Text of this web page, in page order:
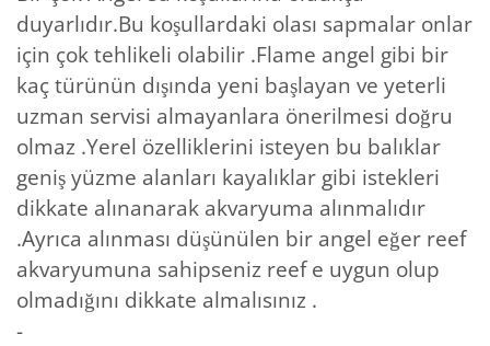
duyarlıdır.Bu koşullardaki olası sapmalar onlar
için çok tehlikeli olabilir .Flame angel gibi bir
kaç türünün dışında yeni başlayan ve yeterli
uzman servisi almayanlara önerilmesi doğru
olmaz .Yerel özelliklerini isteyen bu balıklar
geniş yüzme alanları kayalıklar gibi istekleri
dikkate alınanarak akvaryuma alınmalıdır
.Ayrıca alınması düşünülen bir angel eğer reef
akvaryumuna sahipseniz reef e uygun olup
olmadığını dikkate almalısınız .
-